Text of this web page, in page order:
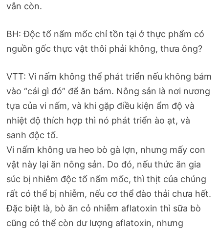
vẫn còn.
BH: Độc tố nấm mốc chỉ tồn tại ở thực phẩm có
nguồn gốc thực vật thôi phải không, thưa ông?
VTT: Vi nấm không thể phát triển nếu không bám
vào “cái gì đó” để ăn bám. Nông sản là nơi nương
tựa của vi nấm, và khi gặp điều kiện ẩm độ và
nhiệt độ thích hợp thì nó phát triển ào ạt, và
sanh độc tố.
Vi nấm không ưa heo bò gà lợn, nhưng mấy con
vật này lại ăn nông sản. Do đó, nếu thức ăn gia
súc bị nhiễm độc tố nấm mốc, thì thịt của chúng
rất có thể bị nhiễm, nếu cơ thể đào thải chưa hết.
Đặc biệt là, bò ăn cỏ nhiễm aflatoxin thì sữa bò
cũng có thể còn dư lượng aflatoxin, nhưng